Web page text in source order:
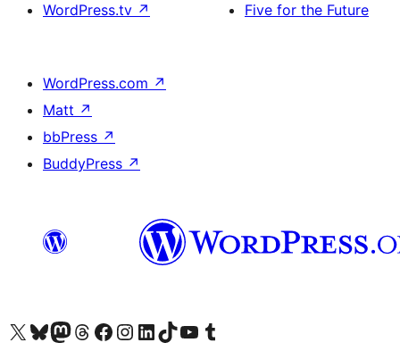
WordPress.tv ↗
Five for the Future
WordPress.com ↗
Matt ↗
bbPress ↗
BuddyPress ↗
查看我們的 X (之前的 Twitter) 帳號造訪我們的 Bluesky 帳號造訪我們的 Mastodon 帳號造訪我們的 Threads 帳號 造訪我們的 Facebook 粉絲專頁Visit our Instagram account
Visit our LinkedIn account
造訪我們的 TikTok 帳號Visit our YouTube channel
造訪我們的 Tumblr 帳號